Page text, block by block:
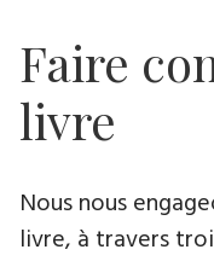
Faire
livre
Nous nous
livre​, à travers